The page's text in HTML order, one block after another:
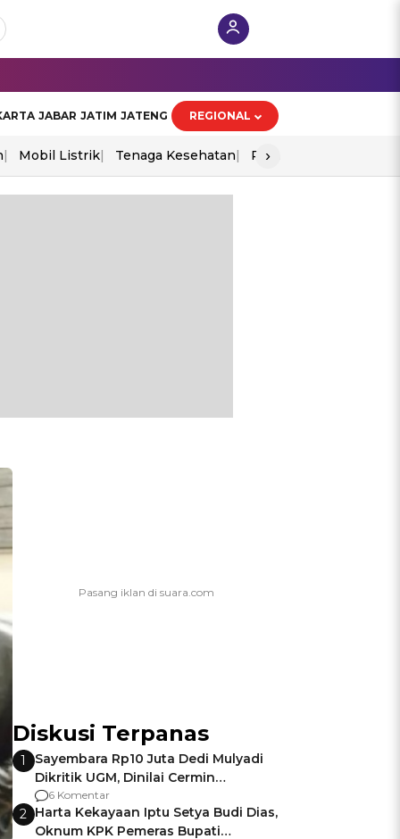
JABAR JATIM JATENG REGIONAL
Mobil Listrik Tenaga Kesehatan Perang As-Iran
›
Diskusi Terpanas
1
Sayembara Rp10 Juta Dedi Mulyadi
Dikritik UGM, Dinilai Cermin
Gagalnya Negara Jamin Keamanan
6 Komentar
2 Harta Kekayaan Iptu Setya Budi Dias,
Oknum KPK Pemeras Bupati